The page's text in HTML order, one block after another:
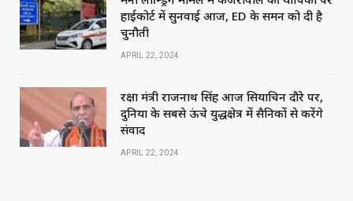
हाईकोर्ट में सुनवाई आज, ED के समन को दी है
चुनौती
APRIL 22, 2024
रक्षा मंत्री राजनाथ सिंह आज सियाचिन दौरे पर,
दुनिया के सबसे ऊंचे युद्धक्षेत्र में सैनिकों से करेंगे
संवाद
APRIL 22, 2024